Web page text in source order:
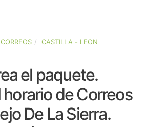
CORREOS CASTILLA - LEON
el paquete.
de Correos
De La Sierra.